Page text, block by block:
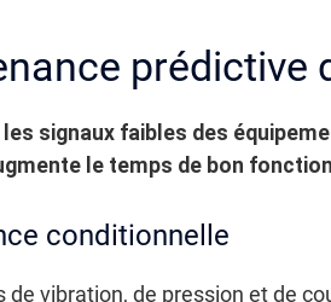
prédictive
les signaux faibles des
le temps de bon
conditionnelle
de vibration, de pression et de